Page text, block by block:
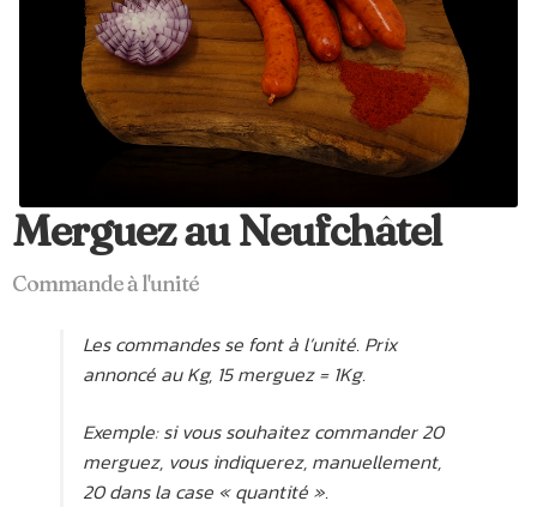
Merguez au Neufchâtel
Commande à l'unité
Les commandes se font à l’unité. Prix
annoncé au Kg, 15 merguez = 1Kg.
Exemple: si vous souhaitez commander 20
merguez, vous indiquerez, manuellement,
20 dans la case « quantité ».